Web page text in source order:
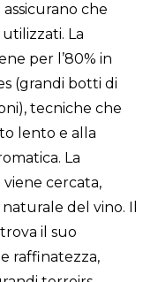
che
La
per l’80% in
(grandi botti di
tecniche che
lento e alla
La
cercata,
del vino. Il
il suo
raffinatezza,